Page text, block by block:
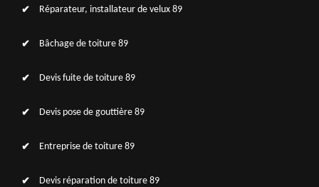
Réparateur, installateur de velux 89
Bâchage de toiture 89
Devis fuite de toiture 89
Devis pose de gouttière 89
Entreprise de toiture 89
Devis réparation de toiture 89